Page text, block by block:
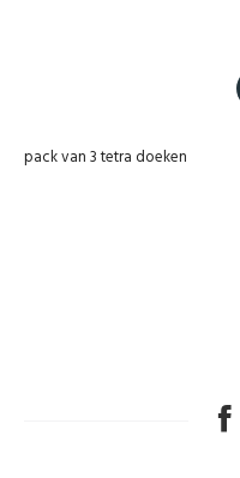
pack van 3 tetra doeken